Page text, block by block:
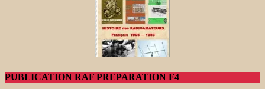
PUBLICATION RAF PREPARATION F4